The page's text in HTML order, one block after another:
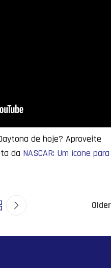
de hoje? Aproveite
da NASCAR: Um ícone para
Older